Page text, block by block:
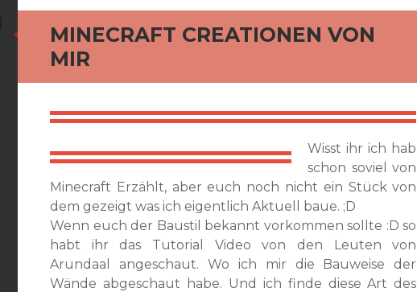
MINECRAFT CREATIONEN VON
MIR
Standard
Wisst ihr ich hab
schon soviel von
Minecraft Erzählt, aber euch noch nicht ein Stück von
dem gezeigt was ich eigentlich Aktuell baue. ;D
Wenn euch der Baustil bekannt vorkommen sollte :D so
habt ihr das Tutorial Video von den Leuten von
Arundaal angeschaut. Wo ich mir die Bauweise der
Wände abgeschaut habe. Und ich finde diese Art des